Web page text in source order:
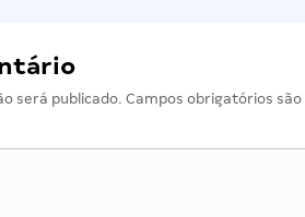
será publicado. Campos obrigatórios